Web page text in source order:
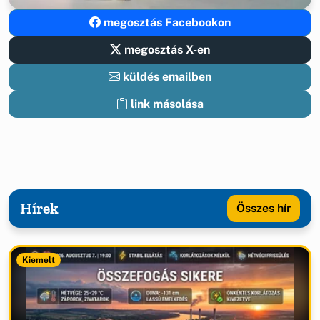
megosztás Facebookon
megosztás X-en
küldés emailben
link másolása
Hírek Összes hír
Kiemelt